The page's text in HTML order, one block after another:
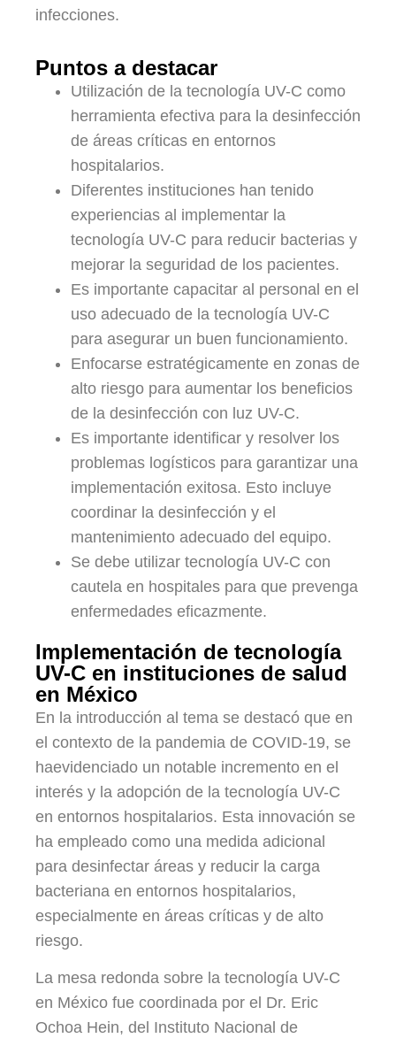
infecciones.
Puntos a destacar
Utilización de la tecnología UV-C como
herramienta efectiva para la desinfección
de áreas críticas en entornos
hospitalarios.
Diferentes instituciones han tenido
experiencias al implementar la
tecnología UV-C para reducir bacterias y
mejorar la seguridad de los pacientes.
Es importante capacitar al personal en el
uso adecuado de la tecnología UV-C
para asegurar un buen funcionamiento.
Enfocarse estratégicamente en zonas de
alto riesgo para aumentar los beneficios
de la desinfección con luz UV-C.
Es importante identificar y resolver los
problemas logísticos para garantizar una
implementación exitosa. Esto incluye
coordinar la desinfección y el
mantenimiento adecuado del equipo.
Se debe utilizar tecnología UV-C con
cautela en hospitales para que prevenga
enfermedades eficazmente.
Implementación de tecnología
UV-C en instituciones de salud
en México
En la introducción al tema se destacó que en
el contexto de la pandemia de COVID-19, se
haevidenciado un notable incremento en el
interés y la adopción de la tecnología UV-C
en entornos hospitalarios. Esta innovación se
ha empleado como una medida adicional
para desinfectar áreas y reducir la carga
bacteriana en entornos hospitalarios,
especialmente en áreas críticas y de alto
riesgo.
La mesa redonda sobre la tecnología UV-C
en México fue coordinada por el Dr. Eric
Ochoa Hein, del Instituto Nacional de